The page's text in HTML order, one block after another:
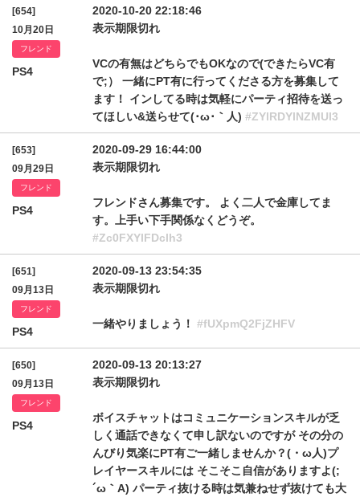
[654]
10月20日
フレンド
PS4
2020-10-20 22:18:46
表示期限切れ
VCの有無はどちらでもOKなので(できたらVC有
で;） 一緒にPT有に行ってくださる方を募集して
ます！ インしてる時は気軽にパーティ招待を送っ
てほしい&送らせて(･ω･｀人) #ZYlRDYlNZMUl3
[653]
09月29日
フレンド
PS4
2020-09-29 16:44:00
表示期限切れ
フレンドさん募集です。 よく二人で金庫してま
す。上手い下手関係なくどうぞ。
#Zc0FXYlFDclh3
[651]
09月13日
フレンド
PS4
2020-09-13 23:54:35
表示期限切れ
一緒やりましょう！ #fUXpmQ2FjZHFV
[650]
09月13日
フレンド
PS4
2020-09-13 20:13:27
表示期限切れ
ボイスチャットはコミュニケーションスキルが乏
しく通話できなくて申し訳ないのですが その分の
んびり気楽にPT有ご一緒しませんか？(・ω人)プ
レイヤースキルには そこそこ自信がありますよ(;
´ω｀A) パーティ抜ける時は気兼ねせず抜けても大